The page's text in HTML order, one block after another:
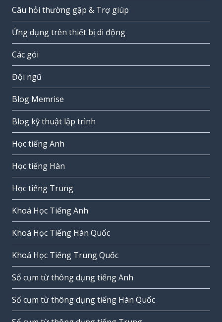
Câu hỏi thường gặp & Trợ giúp
Ứng dụng trên thiết bị di động
Các gói
Đội ngũ
Blog Memrise
Blog kỹ thuật lập trình
Học tiếng Anh
Học tiếng Hàn
Học tiếng Trung
Khoá Học Tiếng Anh
Khoá Học Tiếng Hàn Quốc
Khoá Học Tiếng Trung Quốc
Sổ cụm từ thông dụng tiếng Anh
Sổ cụm từ thông dụng tiếng Hàn Quốc